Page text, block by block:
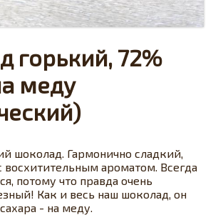
горький, 72%
меду
шоколад. Гармонично сладкий,
восхитительным ароматом. Всегда
потому что правда очень
Как и весь наш шоколад, он
- на меду.